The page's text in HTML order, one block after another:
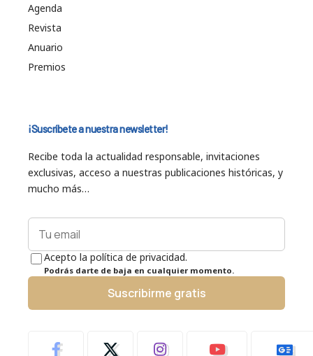
Agenda
Revista
Anuario
Premios
¡Suscríbete a nuestra newsletter!
Recibe toda la actualidad responsable, invitaciones
exclusivas, acceso a nuestras publicaciones históricas, y
mucho más…
Acepto la política de privacidad.
Podrás darte de baja en cualquier momento.
Suscribirme gratis